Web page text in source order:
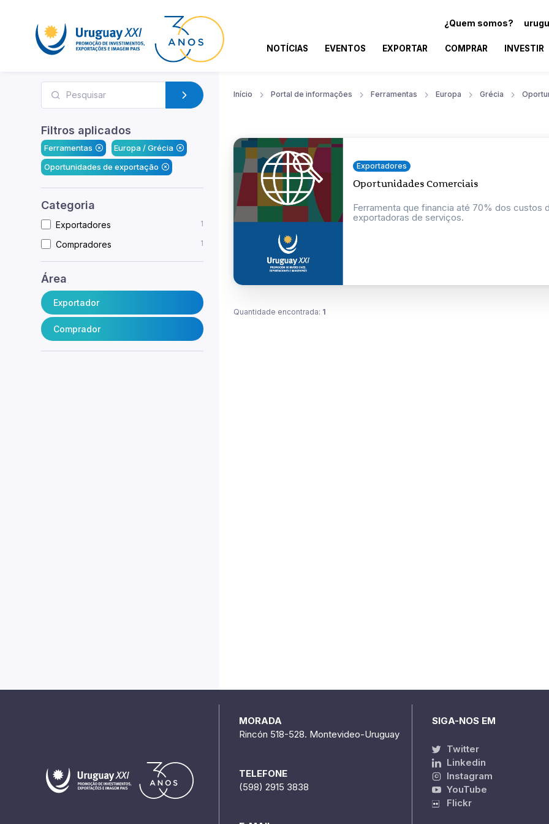
¿Quem somos?
NOTÍCIAS EVENTOS EXPORTAR COMPRAR INVESTIR
Filtros aplicados
Ferramentas
Europa / Grécia
Oportunidades de exportação
Categoria
Exportadores 1
Compradores 1
Área
Exportador
Comprador
Início Portal de informações Ferramentas Europa Grécia
Exportadores
Oportunidades Comerciais
Ferramenta que financia até 70% dos custos
exportadoras de serviços.
Quantidade encontrada: 1
MORADA
Rincón 518-528. Montevideo-Uruguay
TELEFONE
(598) 2915 3838
SIGA-NOS EM
Twitter
Linkedin
Instagram
YouTube
Flickr